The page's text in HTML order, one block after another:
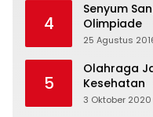
4
Senyum
Olimpiade
25 Agustus
5
Olahraga
Kesehatan
3 Oktober 2020